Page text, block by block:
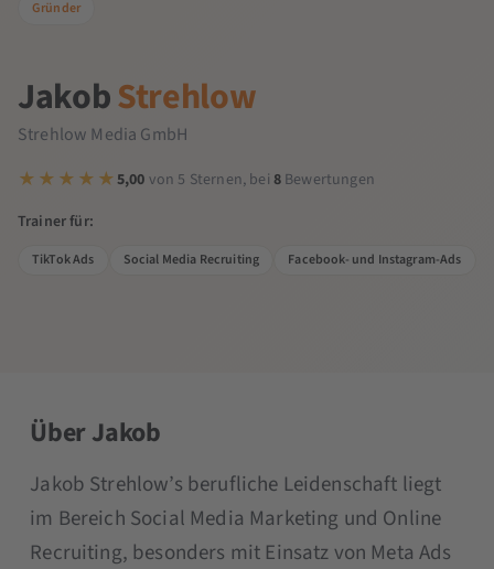
Gründer
JakobStrehlow
Strehlow Media GmbH
5,00 von 5 Sternen, bei 8 Bewertungen
Trainer für:
TikTok Ads Social Media Recruiting Facebook- und Instagram-Ads
Über Jakob
Jakob Strehlow’s berufliche Leidenschaft liegt
im Bereich Social Media Marketing und Online
Recruiting, besonders mit Einsatz von Meta Ads